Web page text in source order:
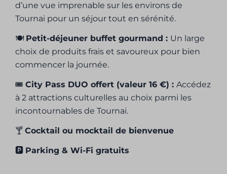
d’une vue imprenable sur les environs de
Tournai pour un séjour tout en sérénité.
🍽️ Petit-déjeuner buffet gourmand : Un large
choix de produits frais et savoureux pour bien
commencer la journée.
🎟️City Pass DUO offert (valeur 16 €) :Accédez
à 2 attractions culturelles au choix parmi les
incontournables de Tournai.
🍸Cocktail ou mocktail de bienvenue
🅿️ Parking & Wi-Fi gratuits